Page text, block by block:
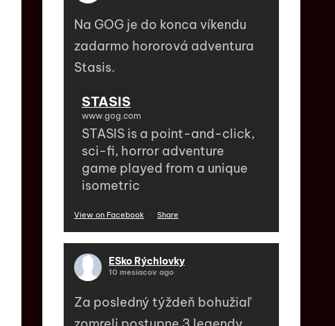
Na GOG je do konca víkendu
zadarmo hororová adventura
Stasis.
STASIS
www.gog.com
STASIS is a point-and-click,
sci-fi, horror adventure
game played from a unique
isometric
View on Facebook · Share
ESko Rýchlovky
10 mesiacov ago
Za posledný týždeň bohužiaľ